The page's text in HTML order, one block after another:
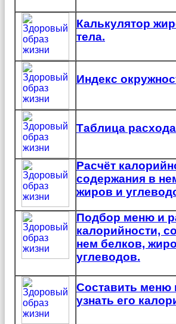
Калькулятор
тела.
Индекс
Таблица
Расчёт
содержания в
жиров и
Подбор меню и
калорийности,
нем белков,
углеводов.
Составить меню
узнать его